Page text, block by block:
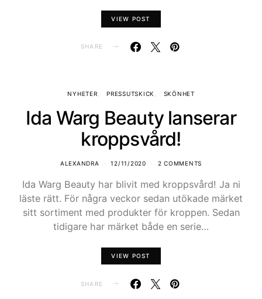
VIEW POST
SHARE
NYHETER PRESSUTSKICK SKÖNHET
Ida Warg Beauty lanserar
kroppsvård!
ALEXANDRA 12/11/2020 2 COMMENTS
Ida Warg Beauty har blivit med kroppsvård! Ja ni
läste rätt. För några veckor sedan utökade märket
sitt sortiment med produkter för kroppen. Sedan
tidigare har märket både en serie…
VIEW POST
SHARE